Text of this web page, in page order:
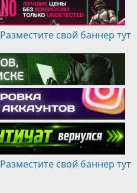
Разместите свой баннер тут
Разместите свой баннер тут